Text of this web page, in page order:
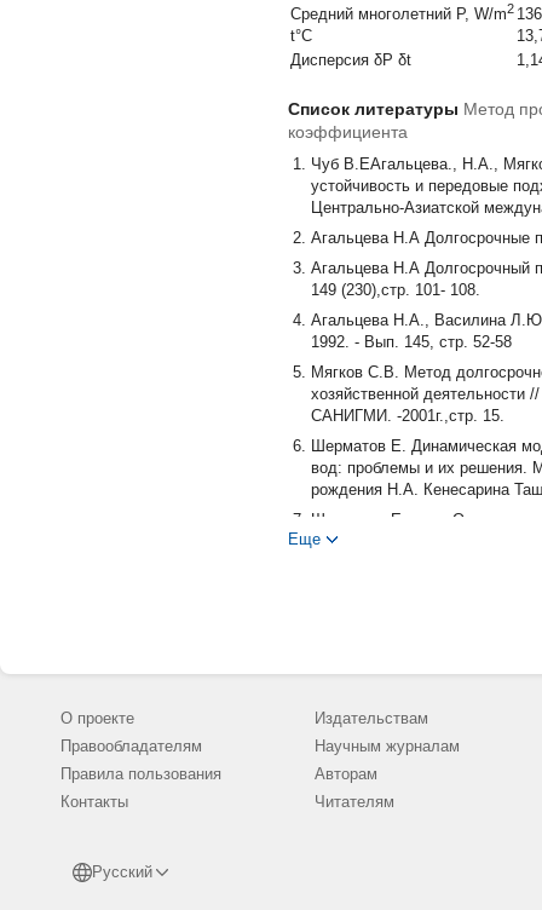
Средний многолетний Р, W/m2
t°C
Дисперсия δР δt
Список литературы Метод
коэффициента
Чуб В.ЕАгальцева., Н.А.,
устойчивость и передовые
Центрально-Азиатской
Агальцева Н.А Долгосрочные
Агальцева Н.А Долгосрочный
149 (230),стр. 101- 108.
Агальцева Н.А., Василина
1992. - Вып. 145, стр. 52-58
Мягков С.В. Метод
хозяйственной деятельности
САНИГМИ. -2001г.,стр. 15.
Шерматов Е. Динамическая
вод: проблемы и их решения.
рождения Н.А. Кенесарина
Шерматов Е. и др. Один из
изменчивости солнечной
оптимального управления
volume 2 | ISSUE 3 | 2021
2021-00519. pp. 1145-1153.
Ханимкулов, Б. Р. (2021).
СОЛНЕЧНОЙ АКТИВНОСТИ.
Еще
О проекте
Правообладателям
Правила пользования
Контакты
Русский
Издательствам
Научным журналам
Авторам
Читателям